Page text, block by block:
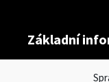
Základní